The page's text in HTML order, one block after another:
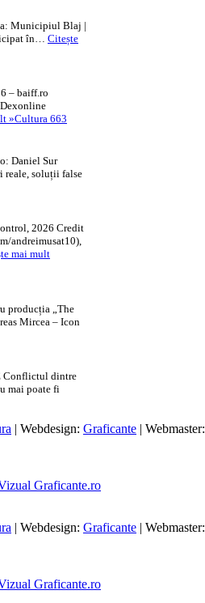
Municipiul Blaj |
în… Citește
– baiff.ro
»Cultura 663
Daniel Sur
reale, soluții false
2026 Credit
andreimusat10),
mai mult
producția „The
Mircea – Icon
Conflictul dintre
mai poate fi
| Webdesign: Graficante | Webmaster:
Graficante.ro
| Webdesign: Graficante | Webmaster:
Graficante.ro